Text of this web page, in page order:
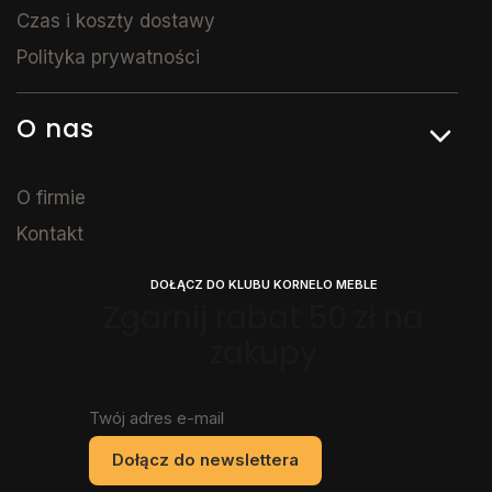
Czas i koszty dostawy
Polityka prywatności
O nas
O firmie
Kontakt
DOŁĄCZ DO KLUBU KORNELO MEBLE
Twój adres e-mail
Dołącz do newslettera